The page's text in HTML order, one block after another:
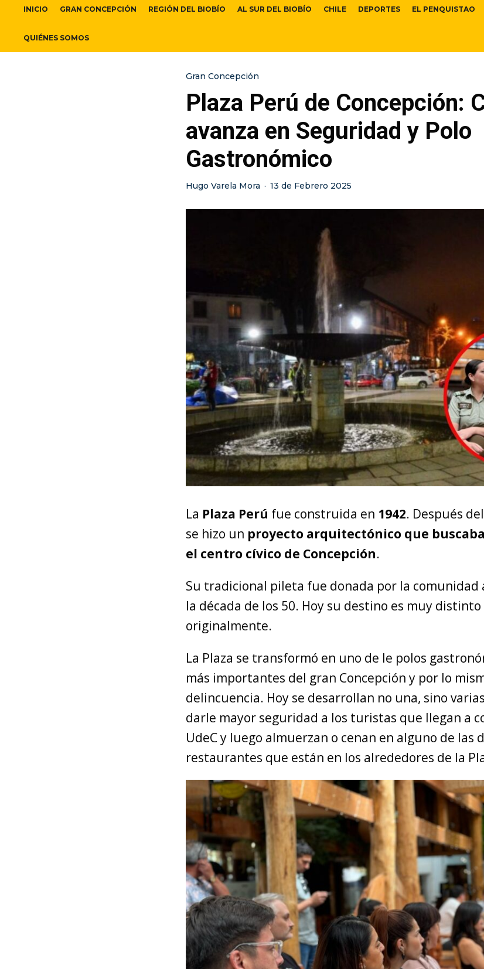
INICIO GRAN CONCEPCIÓN REGIÓN DEL BIOBÍO AL SUR DEL BIOBÍO CHILE DEPORTES EL PENQUISTAO
QUIÉNES SOMOS
Gran Concepción
Plaza Perú de Concepción:
avanza en Seguridad y Polo
Gastronómico
Hugo Varela Mora · 13 de Febrero 2025
La Plaza Perú fue construida en 1942. Después
se hizo un proyecto arquitectónico que
el centro cívico de Concepción.
Su tradicional pileta fue donada por la comunidad
la década de los 50. Hoy su destino es muy
originalmente.
La Plaza se transformó en uno de le polos
más importantes del gran Concepción y por lo
delincuencia. Hoy se desarrollan no una, sino
darle mayor seguridad a los turistas que llegan a
UdeC y luego almuerzan o cenan en alguno de las
restaurantes que están en los alrededores de la